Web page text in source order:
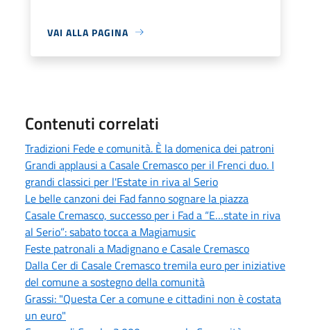
VAI ALLA PAGINA
Contenuti correlati
Tradizioni Fede e comunità. È la domenica dei patroni
Grandi applausi a Casale Cremasco per il Frenci duo. I
grandi classici per l'Estate in riva al Serio
Le belle canzoni dei Fad fanno sognare la piazza
Casale Cremasco, successo per i Fad a “E…state in riva
al Serio”: sabato tocca a Magiamusic
Feste patronali a Madignano e Casale Cremasco
Dalla Cer di Casale Cremasco tremila euro per iniziative
del comune a sostegno della comunità
Grassi: "Questa Cer a comune e cittadini non è costata
un euro"